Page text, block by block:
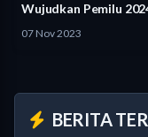
Wujudkan Pemilu
07 Nov 2023
BERITA